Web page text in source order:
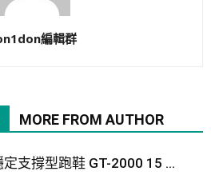
編輯群
MORE FROM AUTHOR
定支撐型跑鞋 GT-2000 15 ...